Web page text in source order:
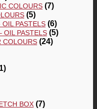
COLOURS (7)
(5)
PASTELS (6)
OIL PASTELS (5)
COLOURS (24)
BOX (7)